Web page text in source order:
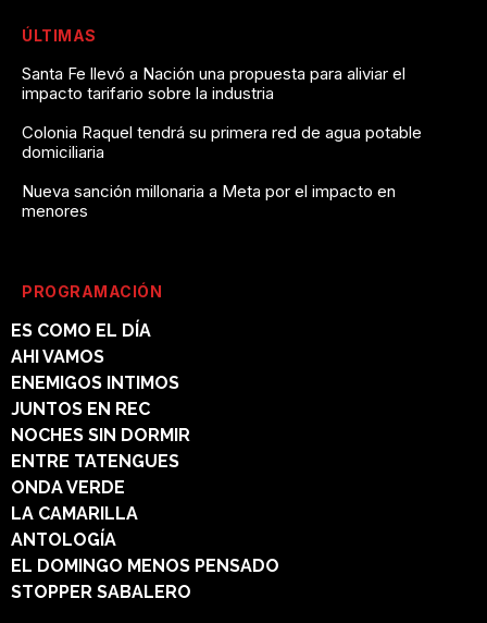
ÚLTIMAS
Santa Fe llevó a Nación una propuesta para aliviar el
impacto tarifario sobre la industria
Colonia Raquel tendrá su primera red de agua potable
domiciliaria
Nueva sanción millonaria a Meta por el impacto en
menores
PROGRAMACIÓN
ES COMO EL DÍA
AHI VAMOS
ENEMIGOS INTIMOS
JUNTOS EN REC
NOCHES SIN DORMIR
ENTRE TATENGUES
ONDA VERDE
LA CAMARILLA
ANTOLOGÍA
EL DOMINGO MENOS PENSADO
STOPPER SABALERO